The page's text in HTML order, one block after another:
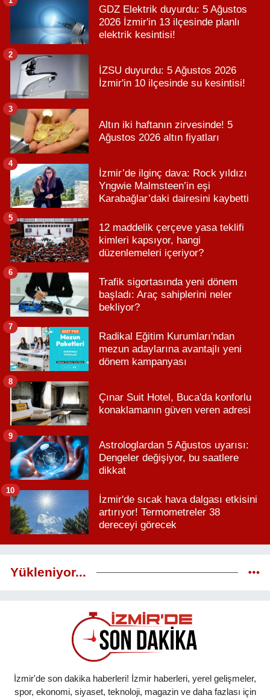
GDZ Elektrik duyurdu: 5 Ağustos
2026 İzmir'in 13 ilçesinde planlı
elektrik kesintisi!
İZSU duyurdu: 5 Ağustos 2026
İzmir'in 10 ilçesinde su kesintisi!
2
Altın iki haftanın zirvesinde! 5
Ağustos 2026 altın fiyatları
3
İzmir’de ilginç dava: Rock yıldızı
Yngwie Malmsteen’in eşi
Karabağlar’daki dairesini kaybetti
4
12 maddelik çerçeve yasa teklifi
kimleri kapsıyor, hangi
düzenlemeleri içeriyor?
5
Trafik sigortasında yeni dönem
başladı: Araç sahiplerini neler
bekliyor?
6
Radikal Eğitim Kurumları'ndan
mezun adaylarına avantajlı yeni
dönem kampanyası
7
Çınar Suit Hotel, Buca'da konforlu
konaklamanın güven veren adresi
8
Astrologlardan 5 Ağustos uyarısı:
Dengeler değişiyor, bu saatlere
dikkat
9
İzmir'de sıcak hava dalgası etkisini
artırıyor! Termometreler 38
dereceyi görecek
10
Yükleniyor...
İzmir'de son dakika haberleri! İzmir haberleri, yerel gelişmeler,
spor, ekonomi, siyaset, teknoloji, magazin ve daha fazlası için